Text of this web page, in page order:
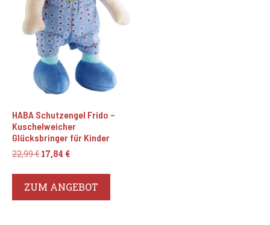
HABA Schutzengel Frido –
Kuschelweicher
Glücksbringer für Kinder
22,99€ Ursprünglicher
22,99 €
17,84 €Aktueller
17,84 €.
ZUM ANGEBOT